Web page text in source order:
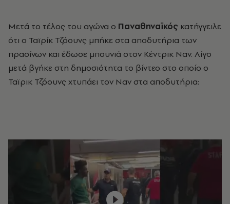
Μετά το τέλος του αγώνα ο Παναθηναϊκός κατήγγειλε
ότι ο Ταϊρίκ Τζόουνς μπήκε στα αποδυτήρια των
πρασίνων και έδωσε μπουνιά στον Κέντρικ Ναν. Λίγο
μετά βγήκε στη δημοσιότητα το βίντεο στο οποίο ο
Ταϊρικ Τζόουνς χτυπάει τον Ναν στα αποδυτήρια: